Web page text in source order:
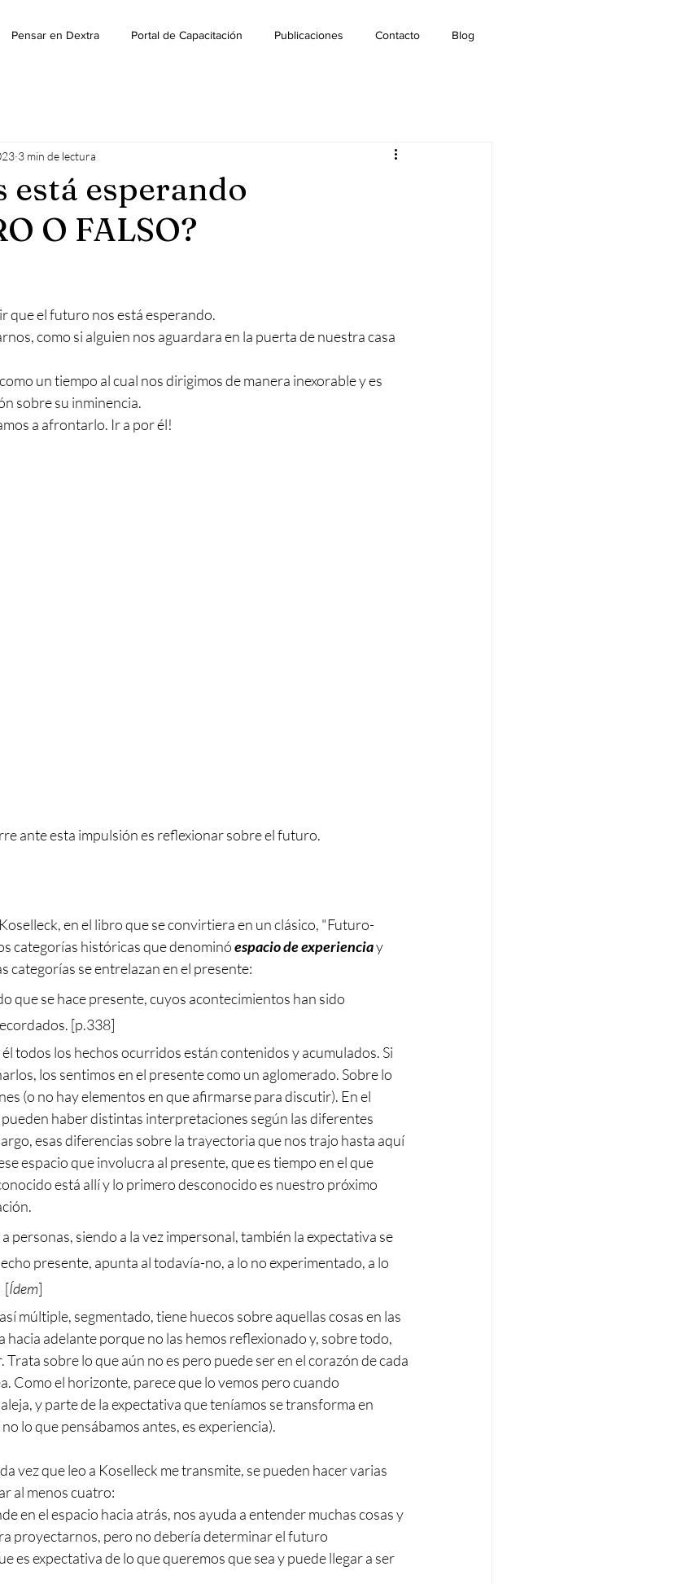
Pensar en Dextra Portal de Capacitación Publicaciones Contacto Blog
esperando
O FALSO?
3 min de lectura
que el futuro nos está esperando.
como si alguien nos aguardara en la puerta de nuestra casa
un tiempo al cual nos dirigimos de manera inexorable y es
sobre su inminencia.
a afrontarlo. Ir a por él!
ante esta impulsión es reflexionar sobre el futuro.
en el libro que se convirtiera en un clásico, "Futuro-
categorías históricas que denominó espacio de experiencia y
categorías se entrelazan en el presente:
que se hace presente, cuyos acontecimientos han sido
[p.338]
todos los hechos ocurridos están contenidos y acumulados. Si
los sentimos en el presente como un aglomerado. Sobre lo
(o no hay elementos en que afirmarse para discutir). En el
haber distintas interpretaciones según las diferentes
esas diferencias sobre la trayectoria que nos trajo hasta aquí
espacio que involucra al presente, que es tiempo en el que
está allí y lo primero desconocido es nuestro próximo
personas, siendo a la vez impersonal, también la expectativa se
presente, apunta al todavía-no, a lo no experimentado, a lo
[Ídem]
múltiple, segmentado, tiene huecos sobre aquellas cosas en las
hacia adelante porque no las hemos reflexionado y, sobre todo,
Trata sobre lo que aún no es pero puede ser en el corazón de cada
Como el horizonte, parece que lo vemos pero cuando
y parte de la expectativa que teníamos se transforma en
lo que pensábamos antes, es experiencia).
vez que leo a Koselleck me transmite, se pueden hacer varias
al menos cuatro:
en el espacio hacia atrás, nos ayuda a entender muchas cosas y
proyectarnos, pero no debería determinar el futuro
es expectativa de lo que queremos que sea y puede llegar a ser